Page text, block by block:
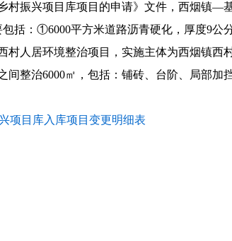
村振兴项目库项目的申请》文件，西烟镇
括：①6000平方米道路沥青硬化，厚度9
人居环境整治项目，实施主体为西烟镇西
整治6000㎡，包括：铺砖、台阶、局部加
项目库入库项目变更明细表
中共